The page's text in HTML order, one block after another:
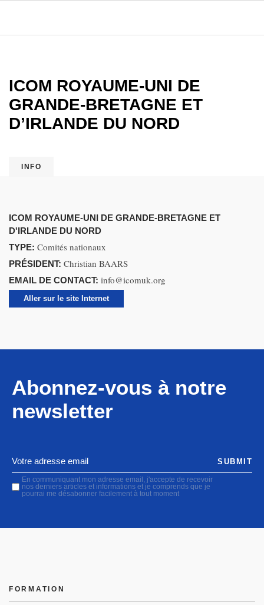
ICOM ROYAUME-UNI DE
GRANDE-BRETAGNE ET
D’IRLANDE DU NORD
INFO
ICOM ROYAUME-UNI DE GRANDE-BRETAGNE ET
D'IRLANDE DU NORD
TYPE: Comités nationaux
PRÉSIDENT: Christian BAARS
EMAIL DE CONTACT: info@icomuk.org
Aller sur le site Internet
Abonnez-vous à notre
newsletter
En communiquant mon adresse email, j'accepte de recevoir
nos derniers articles et informations et je comprends que je
pourrai me désabonner facilement à tout moment
SUBMIT
FORMATION